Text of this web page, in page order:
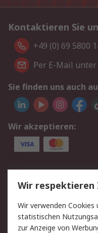
Kontaktieren Sie
+49 (0) 69 5800
Per E-Mail
Sie finden uns auch
Wir akzeptieren:
Service
Value Added
Rücksendungen
Hilfe
Wir
Wir verwenden Cookies
statistischen
zur Anzeige von